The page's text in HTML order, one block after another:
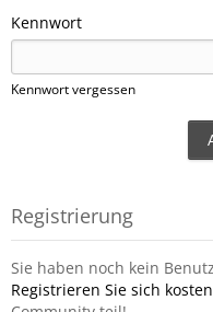
Kennwort
Kennwort vergessen
Registrierung
Sie haben noch kein
Registrieren Sie sich